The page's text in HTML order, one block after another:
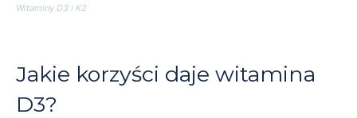
Witaminy D3 i K2
Jakie korzyści daje witamina
D3?